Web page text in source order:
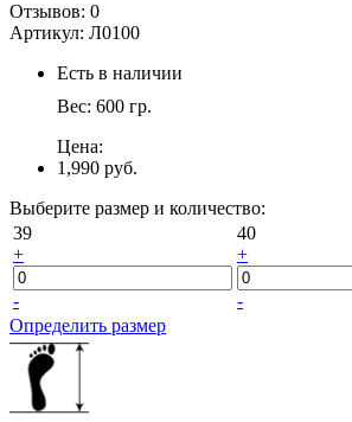
Отзывов: 0
Артикул: Л0100
Есть в наличии
Вес: 600 гр.
Цена:
1,990 руб.
Выберите размер и количество:
39
+
-
40
+
-
Определить размер